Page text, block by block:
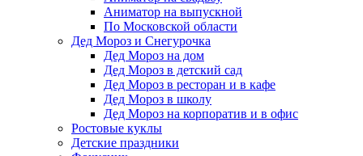
Аниматор на выпускной
По Московской области
Дед Мороз и Снегурочка
Дед Мороз на дом
Дед Мороз в детский сад
Дед Мороз в ресторан и в кафе
Дед Мороз в школу
Дед Мороз на корпоратив и в офис
Ростовые куклы
Детские праздники